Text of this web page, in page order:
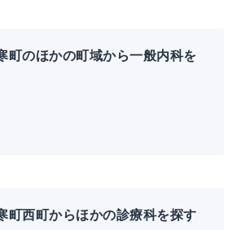
町のほかの町域から一般内科を
町西町からほかの診療科を探す